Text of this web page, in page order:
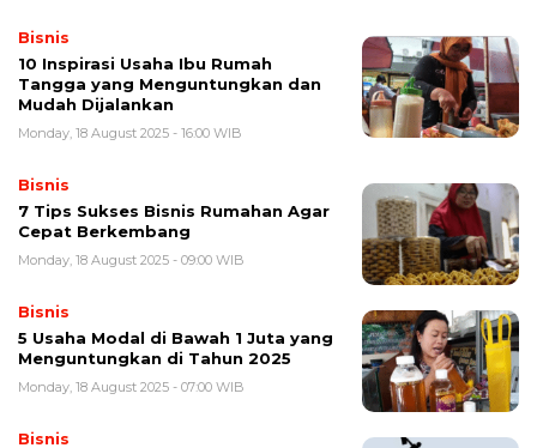
Bisnis
10 Inspirasi Usaha Ibu Rumah
Tangga yang Menguntungkan dan
Mudah Dijalankan
Monday, 18 August 2025 - 16:00 WIB
Bisnis
7 Tips Sukses Bisnis Rumahan Agar
Cepat Berkembang
Monday, 18 August 2025 - 09:00 WIB
Bisnis
5 Usaha Modal di Bawah 1 Juta yang
Menguntungkan di Tahun 2025
Monday, 18 August 2025 - 07:00 WIB
Bisnis